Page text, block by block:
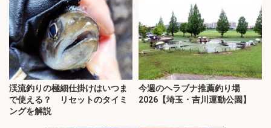
渓流釣りの極細仕掛けはいつま
で使える？ リセットのタイミ
ングを解説
今週のヘラブナ推薦釣り場
2026【埼玉・吉川運動公園】